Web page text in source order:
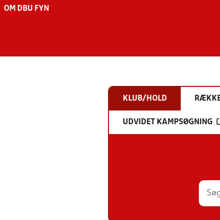
OM DBU FYN
KLUB/HOLD
UDVIDET KAMPSØGNING